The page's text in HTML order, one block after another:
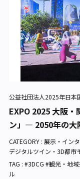
公益社団法人2025年日本
EXPO 2025 大阪
ン」— 2050年の大
CATEGORY : 展示・イン
デジタルツイン・3D都市
TAG : #3DCG #観光・地
ル